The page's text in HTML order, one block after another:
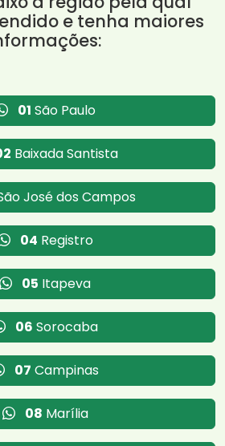
e tenha maiores
01 São Paulo
Baixada Santista
José dos Campos
04 Registro
05 Itapeva
06 Sorocaba
07 Campinas
08 Marília